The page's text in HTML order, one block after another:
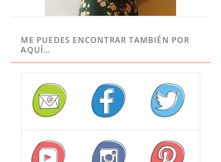
ME PUEDES ENCONTRAR TAMBIÉN POR
AQUÍ…